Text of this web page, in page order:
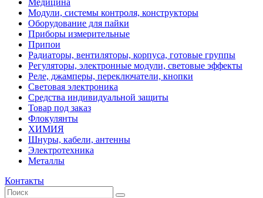
Медицина
Модули, системы контроля, конструкторы
Оборудование для пайки
Приборы измерительные
Припои
Радиаторы, вентиляторы, корпуса, готовые группы
Регуляторы, электронные модули, световые эффекты
Реле, джамперы, переключатели, кнопки
Световая электроника
Средства индивидуальной защиты
Товар под заказ
Флокулянты
ХИМИЯ
Шнуры, кабели, антенны
Электротехника
Металлы
Контакты